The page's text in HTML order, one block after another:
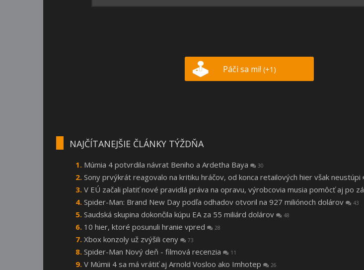
Páči sa mi! (+1)
NAJČÍTANEJŠIE ČLÁNKY TÝŽDŇA
Múmia 4 potvrdila návrat Beniho a Ardetha Baya 30
Sony prvýkrát reagovalo na kritiku hráčov, od konca retailových hier však neustúpi
V EÚ začali platiť nové pravidlá práva na opravu, výrobcovia musia pomôcť aj po zá
Spider-Man: Brand New Day podľa odhadov otvoril na 927 miliónoch dolárov 43
Saudská skupina dokončila kúpu EA za 55 miliárd dolárov 48
10 hier, ktoré posunuli hranie vpred 28
Xbox konzoly už zvýšili ceny 73
Spider-Man Nový deň - filmová recenzia 11
V Múmii 4 sa má vrátiť aj Arnold Vosloo ako Imhotep 26